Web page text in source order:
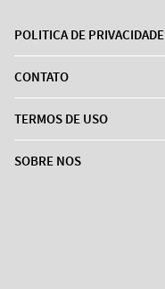
POLITICA DE PRIVACIDADE
CONTATO
TERMOS DE USO
SOBRE NOS